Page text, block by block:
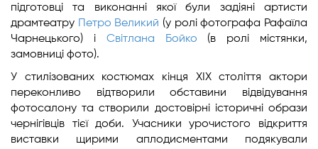
підготовці та виконанні якої були задіяні артисти
драмтеатру
Петро Великий (у ролі фотографа Рафаїла
Чарнецького) і Світлана Бойко (в ролі містянки,
замовниці фото).
У стилізованих костюмах кінця ХІХ століття актори
переконливо відтворили обставини відвідування
фотосалону та створили достовірні історичні образи
чернігівців тієї доби. Учасники урочистого відкриття
виставки щирими аплодисментами подякували